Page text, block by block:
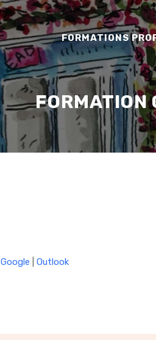
FORMATIONS
Google Outlook